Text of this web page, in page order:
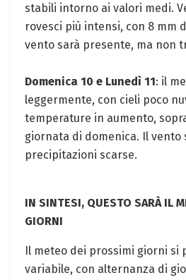
stabili intorno ai valori medi.
rovesci più intensi, con 8 mm
vento sarà presente, ma non
Domenica 10 e Lunedì 11: il
leggermente, con cieli poco
temperature in aumento,
giornata di domenica. Il vento
precipitazioni scarse.
IN SINTESI, QUESTO SARÀ IL
GIORNI
Il meteo dei prossimi giorni si
variabile, con alternanza di